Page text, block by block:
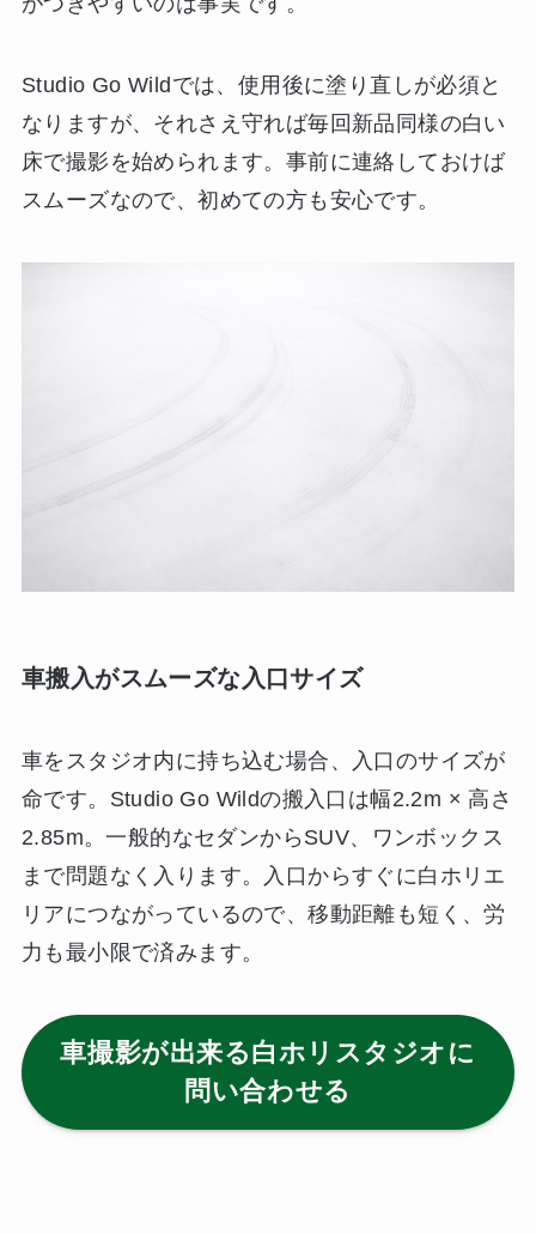
Studio Go Wildでは、使用後に塗り直しが必須と
なりますが、それさえ守れば毎回新品同様の白い
床で撮影を始められます。事前に連絡しておけば
スムーズなので、初めての方も安心です。
車搬入がスムーズな入口サイズ
車をスタジオ内に持ち込む場合、入口のサイズが
命です。Studio Go Wildの搬入口は幅2.2m × 高さ
2.85m。一般的なセダンからSUV、ワンボックス
まで問題なく入ります。入口からすぐに白ホリエ
リアにつながっているので、移動距離も短く、労
力も最小限で済みます。
車撮影が出来る白ホリスタジオに
問い合わせる